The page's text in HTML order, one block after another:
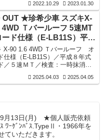
・所々エ...
ンチリフトアップ／運転席レカロ
ャンバーマフラー／ドアミラー
16インチアルミホイール・タイ
トランパス195/80Ｒ16。■付属
ブリザック 175/80R16（標準鉄
本お付けします。■R4.10.29：
2022.10.29 2023.01.30
OUT ★珍希少車 スズキX-
4WD Ｔバールーフ 5速MT
ード仕様（E-LB11S）平成
X-90 1.6 4WD Ｔバールーフ オ
仕様（E-LB11S）／平成８年式
／５速ＭＴ／検査：一時抹消／
備：内外装共良好／機関良好（オ
ィオ装備／外観は所々凹み・擦
受けられますが致命傷の錆も無
ーはシッカリとしています／内
2025.04.03 2025.04.05
月13日(月) ★個人販売依頼
ﾜｰｹﾞﾝﾊﾞｽ.TypeⅡ・1966年を
ていただきます。